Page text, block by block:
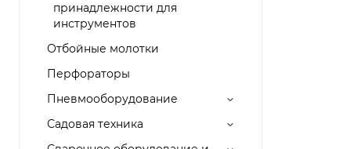
принадлежности для
инструментов
Отбойные молотки
Перфораторы
Пневмооборудование
Садовая техника